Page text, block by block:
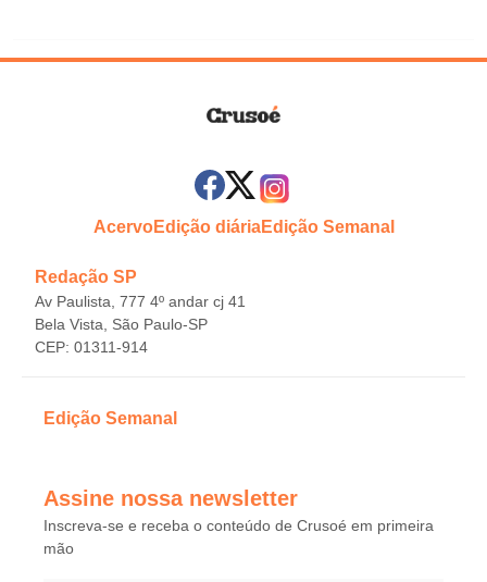
AcervoEdição diáriaEdição Semanal
Redação SP
Av Paulista, 777 4º andar cj 41
Bela Vista, São Paulo-SP
CEP: 01311-914
Edição Semanal
Assine nossa newsletter
Inscreva-se e receba o conteúdo de Crusoé em primeira
mão